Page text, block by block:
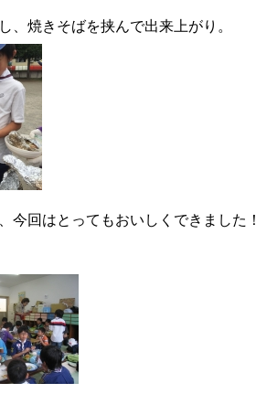
、焼きそばを挟んで出来上がり。
今回はとってもおいしくできました！